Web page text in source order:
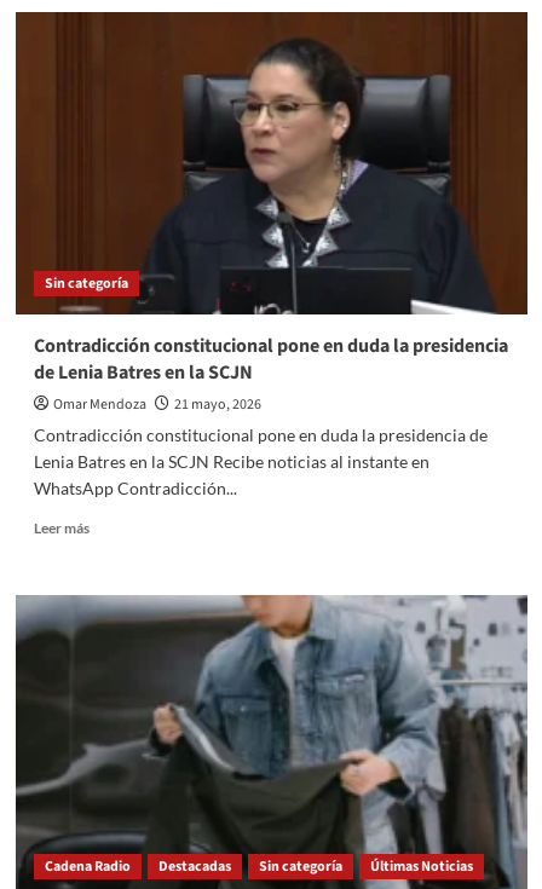
La
por
desacato
Sin categoría
Contradicción constitucional pone en duda la presidencia
de Lenia Batres en la SCJN
Omar Mendoza
21 mayo, 2026
Contradicción constitucional pone en duda la presidencia de
Lenia Batres en la SCJN Recibe noticias al instante en
WhatsApp Contradicción...
Leer másRead
Contradicción
constitucional
presidencia
Lenia
Batres
en
la
SCJN
Cadena Radio Destacadas Sin categoría Últimas Noticias